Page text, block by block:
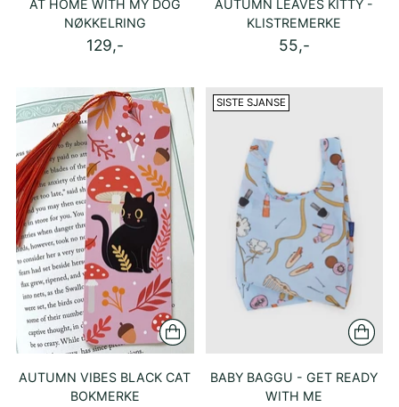
AT HOME WITH MY DOG
NØKKELRING
129,-
AUTUMN LEAVES KITTY -
KLISTREMERKE
55,-
AUTUMN VIBES BLACK CAT
BOKMERKE
SISTE SJANSE
BABY BAGGU - GET READY
WITH ME